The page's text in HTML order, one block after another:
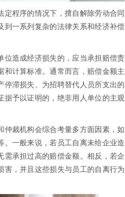
程序的情况下，擅自解除劳动合同
到一系列复杂的法律关系和经济补偿
造成经济损失的，应当承担赔偿责
计算标准。通常而言，赔偿金额主
滞损失、为招聘替代人员所支出的
据予以证明的，绝非用人单位的主观
裁机构会综合考量多方面因素，如
一般来说，若员工自离未给企业造
承担过高的赔偿金额。相反，若企
，并且这些损失与员工的自离行为